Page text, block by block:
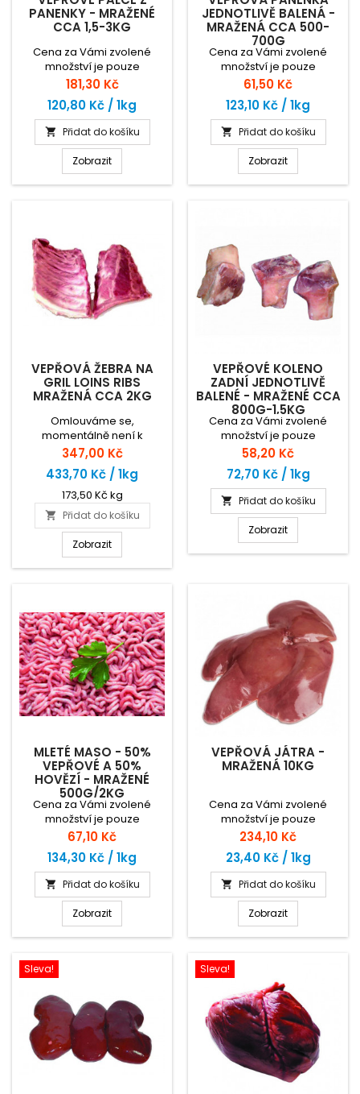
PANENKY - MRAŽENÉ
CCA 1,5-3KG
Cena za Vámi zvolené
množství je pouze
orientační. Zaplatíte za
skutečnou hmotnost zboží
dle ceny za 1kg.
Cena
181,30 Kč
120,80 Kč / 1kg
 Přidat do košíku
Zobrazit
JEDNOTLIVĚ BALENÁ -
MRAŽENÁ CCA 500-
700G
Cena za Vámi zvolené
množství je pouze
orientační. Zaplatíte za
skutečnou hmotnost zboží
dle ceny za 1kg.
Cena
61,50 Kč
123,10 Kč / 1kg
 Přidat do košíku
Zobrazit
VEPŘOVÁ ŽEBRA NA
GRIL LOINS RIBS
MRAŽENÁ CCA 2KG
Omlouváme se,
momentálně není k
dispozici.
Cena
347,00 Kč
433,70 Kč / 1kg
173,50 Kč kg
 Přidat do košíku
Zobrazit
VEPŘOVÉ KOLENO
ZADNÍ JEDNOTLIVĚ
BALENÉ - MRAŽENÉ CCA
800G-1,5KG
Cena za Vámi zvolené
množství je pouze
orientační. Zaplatíte za
skutečnou hmotnost zboží
dle ceny za 1kg.
Cena
58,20 Kč
72,70 Kč / 1kg
 Přidat do košíku
Zobrazit
MLETÉ MASO - 50%
VEPŘOVÉ A 50%
HOVĚZÍ - MRAŽENÉ
500G/2KG
Cena za Vámi zvolené
množství je pouze
orientační. Zaplatíte za
skutečnou hmotnost zboží
dle ceny za 1kg.
Cena
67,10 Kč
134,30 Kč / 1kg
 Přidat do košíku
Zobrazit
VEPŘOVÁ JÁTRA -
MRAŽENÁ 10KG
Cena za Vámi zvolené
množství je pouze
orientační. Zaplatíte za
skutečnou hmotnost zboží
dle ceny za 1kg.
Cena
234,10 Kč
23,40 Kč / 1kg
 Přidat do košíku
Zobrazit
Sleva! Sleva!